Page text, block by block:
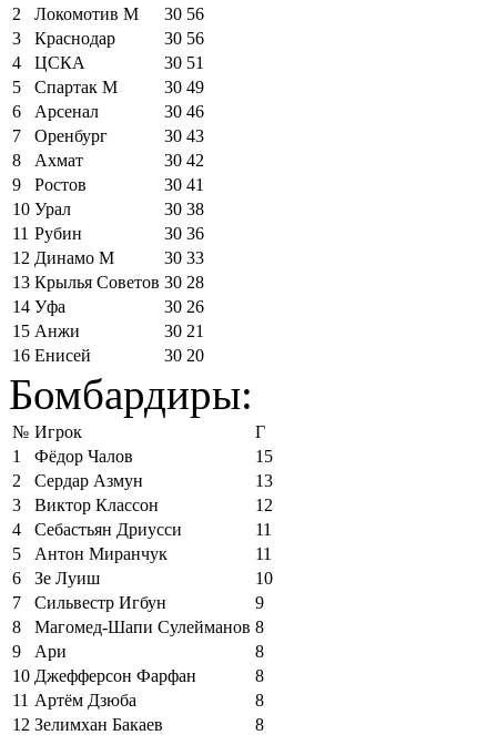
2
Локомотив М 30 56
3
Краснодар 30 56
4
ЦСКА 30 51
5
Спартак М 30 49
6
Арсенал 30 46
7
Оренбург 30 43
8
Ахмат 30 42
9
Ростов 30 41
10 Урал 30 38
11 Рубин 30 36
12 Динамо М 30 33
13 Крылья Советов 30 28
14 Уфа 30 26
15 Анжи 30 21
16 Енисей 30 20
Бомбардиры:
№ Игрок
Г
1
Фёдор Чалов
15
2
Сердар Азмун
13
3
Виктор Классон
12
4
Себастьян Дриусси
11
5
Антон Миранчук
11
6
Зе Луиш
10
7
Сильвестр Игбун
9
8
Магомед-Шапи Сулейманов 8
9
Ари
8
10 Джефферсон Фарфан
8
11 Артём Дзюба
8
12 Зелимхан Бакаев
8